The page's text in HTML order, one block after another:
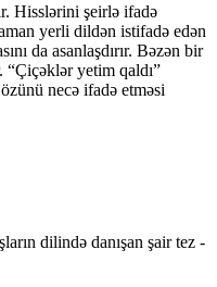
Hisslərini şeirlə ifadə
yerli dildən istifadə edən
da asanlaşdırır. Bəzən bir
“Çiçəklər yetim qaldı”
necə ifadə etməsi
dilində danışan şair tez -